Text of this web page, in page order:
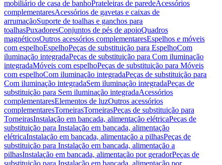
mobiliário de casa de banhoPrateleiras de paredeAcessórios
complementaresAcessórios de gavetas e caixas de
arrumaçãoSuporte de toalhas e ganchos para
toalhasPuxadoresConjuntos de pés de apoioQuadros
magnéticosOutros acessórios complementaresEspelhos e móveis
com espelhoEspelhoPeças de substituição para EspelhoCom
iluminação integradaPeças de substituição para Com iluminação
integradaMóveis com espelhoPeças de substituição para Móveis
com espelhoCom iluminação integradaPeças de substituição para
Com iluminação integradaSem iluminação integradaPeças de
substituição para Sem iluminação integradaAcessórios
complementaresElementos de luzOutros acessórios
complementaresTorneirasTorneirasPeças de substituição para
TorneirasInstalação em bancada, alimentação elétricaPeças de
substituição para Instalação em bancada, alimentação
elétricaInstalação em bancada, alimentação a pilhasPeças de
substituição para Instalação em bancada, alimentação a
pilhasInstalação em bancada, alimentação por geradorPeças de
substituição para Instalação em bancada, alimentação por